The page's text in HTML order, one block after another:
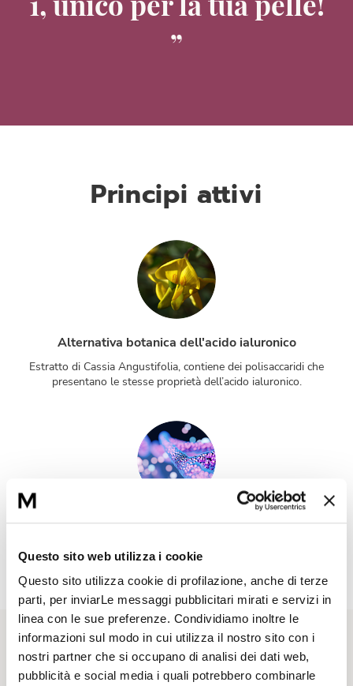
Questo sito web utilizza i cookie
Questo sito utilizza cookie di profilazione, anche di terze
parti, per inviarLe messaggi pubblicitari mirati e servizi in
linea con le sue preferenze. Condividiamo inoltre le
informazioni sul modo in cui utilizza il nostro sito con i
nostri partner che si occupano di analisi dei dati web,
pubblicità e social media i quali potrebbero combinarle
Principi attivi
Alternativa botanica dell'acido ialuronico
Estratto di Cassia Angustifolia, contiene dei polisaccaridi che
presentano le stesse proprietà dell’acido ialuronico.
Filtro solare fps 15
proteggono la pelle dai raggi UV.
Rituale di bellezza